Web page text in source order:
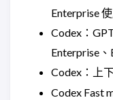
Enterprise
Codex：
Enterprise
Codex：上
Codex Fast